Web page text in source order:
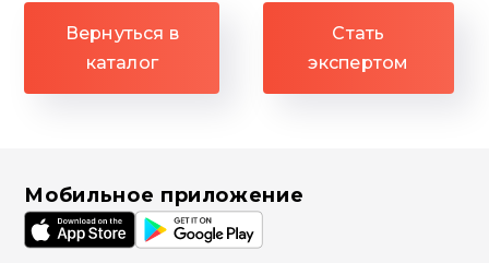
Вернуться в
каталог
Стать
экспертом
Мобильное приложение